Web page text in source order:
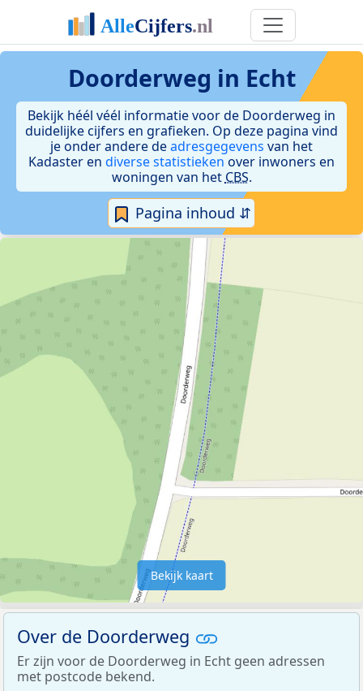
Doorderweg in Echt
Bekijk héél véél informatie voor de Doorderweg in
duidelijke cijfers en grafieken. Op deze pagina vind
je onder andere deadresgegevens van het
Kadaster en diverse statistieken over inwoners en
woningen van het CBS.
Pagina inhoud ⇵
Bekijk kaart
Over de Doorderweg
Er zijn voor de Doorderweg in Echt geen adressen
met postcode bekend.